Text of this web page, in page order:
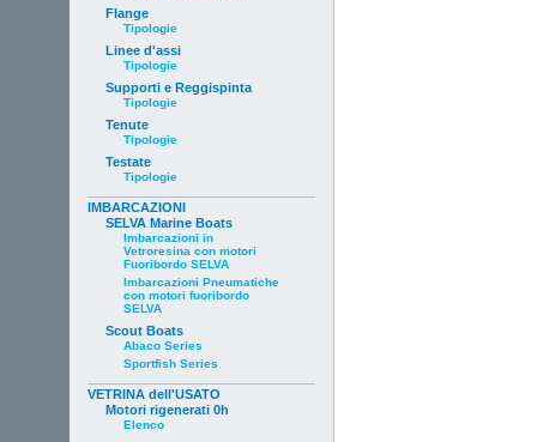
Flange
Tipologie
Linee d'assi
Tipologie
Supporti e Reggispinta
Tipologie
Tenute
Tipologie
Testate
Tipologie
IMBARCAZIONI
SELVA Marine Boats
Imbarcazioni in
Vetroresina con motori
Fuoribordo SELVA
Imbarcazioni Pneumatiche
con motori fuoribordo
SELVA
Scout Boats
Abaco Series
Sportfish Series
VETRINA dell'USATO
Motori rigenerati 0h
Elenco